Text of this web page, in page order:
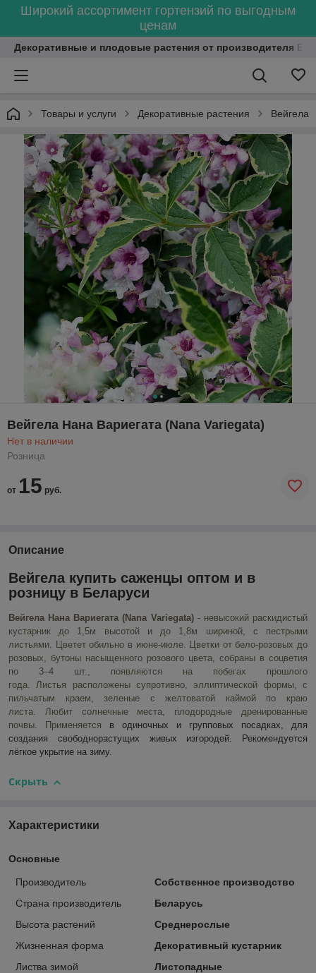
Широкий ассортимент гортензий по выгодным
ценам
Декоративные и плодовые растения от производителя
Товары и услуги Декоративные растения Вейгела
Вейгела Нана Вариегата (Nana Variegata)
Нет в наличии
Розница
от 15 руб.
Описание
Вейгела купить саженцы оптом и в
розницу в Беларуси
Вейгела Нана Вариегата (Nana Variegata)- невысокий раскидистый
кустарник до 1,5м высотой и до 1,8м шириной, с пестрыми
листьями. Цветет обильно в июне-июле. Цветки от бело-розовых до
розовых, бутоны насыщенного розового цвета, собраны в соцветия
по 3–4 шт., появляются на побегах прошлого
года. Листья расположены супротивно, эллиптической формы, с
пильчатым краем, зеленые с желтоватой каймой по краю
листа. Любит солнечные места, плодородные дренированные
почвы. Применяется в одиночных и групповых посадках, для
создания свободнорастущих живых изгородей. Рекомендуется
лёгкое укрытие на зиму.
Скрыть
Характеристики
Основные
Производитель
Собственное производство
Страна производитель
Беларусь
Высота растений
Среднерослые
Жизненная форма
Декоративный кустарник
Листва зимой
Листопадные